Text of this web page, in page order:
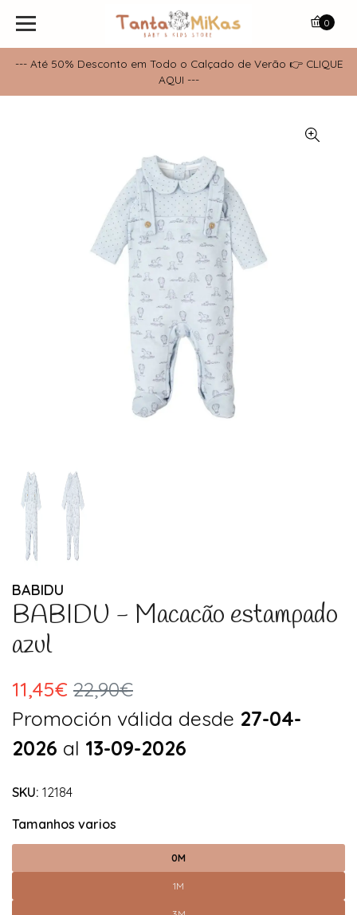
--- Até 50% Desconto em Todo o Calçado de Verão 👉 CLIQUE
AQUI ---
0
BABIDU
BABIDU - Macacão estampado
azul
11,45€ 22,90€
Promoción válida desde 27-04-
2026 al 13-09-2026
SKU: 12184
Tamanhos varios
0M
1M